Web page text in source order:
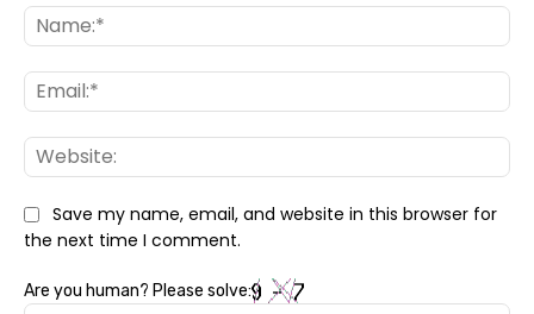
Save my name, email, and website in this browser for
the next time I comment.
Are you human? Please solve: